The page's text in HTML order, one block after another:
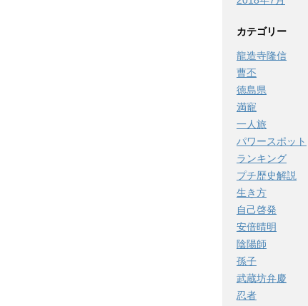
カテゴリー
龍造寺隆信
曹丕
徳島県
満寵
一人旅
パワースポット
ランキング
プチ歴史解説
生き方
自己啓発
安倍晴明
陰陽師
孫子
武蔵坊弁慶
忍者